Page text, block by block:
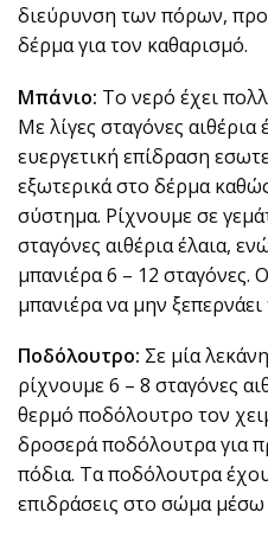
διεύρυνση των πόρων,
δέρμα για τον καθαρισμό.
Μπάνιο: Το νερό έχει
Με λίγες σταγόνες αιθέρια
ευεργετική επίδραση
εξωτερικά στο δέρμα
σύστημα. Ρίχνουμε σε
σταγόνες αιθέρια έλαια,
μπανιέρα 6 – 12
μπανιέρα να μην ξεπερνάει
Ποδόλουτρο: Σε μία
ρίχνουμε 6 – 8 σταγόνες
θερμό ποδόλουτρο τον
δροσερά ποδόλουτρα για
πόδια. Τα ποδόλουτρα
επιδράσεις στο σώμα